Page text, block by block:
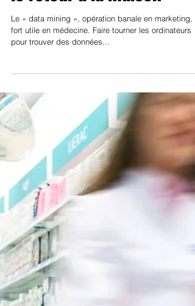
Le taux d'albumine prédit
le retour à la maison
Le « data mining », opération banale en marketing,
pour trouver des données...